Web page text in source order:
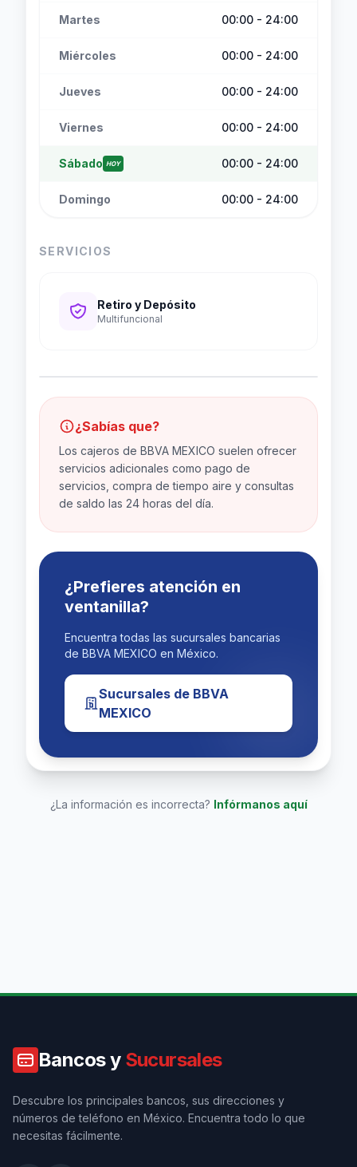
Martes 00:00 - 24:00
Miércoles 00:00 - 24:00
Jueves 00:00 - 24:00
Viernes 00:00 - 24:00
Sábado HOY 00:00 - 24:00
Domingo 00:00 - 24:00
SERVICIOS
Retiro y Depósito
Multifuncional
Ubicación Precisa
Lat: 21.15763900, Lng: -100.93508500
¿Sabías que?
Los cajeros de BBVA MEXICO suelen ofrecer
servicios adicionales como pago de
servicios, compra de tiempo aire y consultas
de saldo las 24 horas del día.
¿Prefieres atención en
ventanilla?
Encuentra todas las sucursales bancarias
de BBVA MEXICO en México.
Sucursales de BBVA
MEXICO
¿La información es incorrecta? Infórmanos aquí
Bancos y Sucursales
Descubre los principales bancos, sus direcciones y
números de teléfono en México. Encuentra todo lo que
necesitas fácilmente.